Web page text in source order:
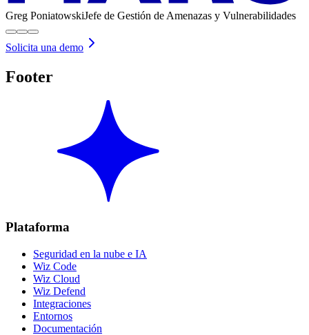
Greg PoniatowskiJefe de Gestión de Amenazas y Vulnerabilidades
Solicita una demo
Footer
Plataforma
Seguridad en la nube e IA
Wiz Code
Wiz Cloud
Wiz Defend
Integraciones
Entornos
Documentación